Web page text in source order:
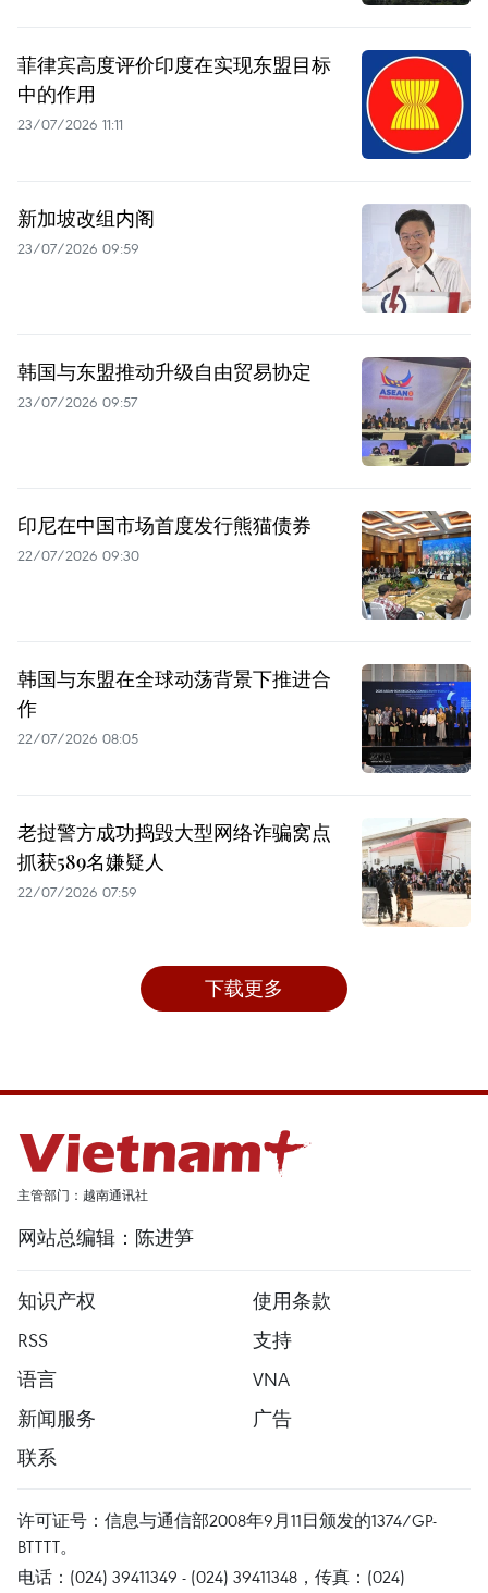
菲律宾高度评价印度在实现东盟目标
中的作用
23/07/2026 11:11
新加坡改组内阁
23/07/2026 09:59
韩国与东盟推动升级自由贸易协定
23/07/2026 09:57
印尼在中国市场首度发行熊猫债券
22/07/2026 09:30
韩国与东盟在全球动荡背景下推进合
作
22/07/2026 08:05
老挝警方成功捣毁大型网络诈骗窝点
抓获589名嫌疑人
22/07/2026 07:59
下载更多
主管部门：越南通讯社
网站总编辑：陈进笋
知识产权
使用条款
RSS
支持
语言
VNA
新闻服务
广告
联系
许可证号：信息与通信部2008年9月11日颁发的1374/GP-
BTTTT。
电话：(024) 39411349 - (024) 39411348，传真：(024)